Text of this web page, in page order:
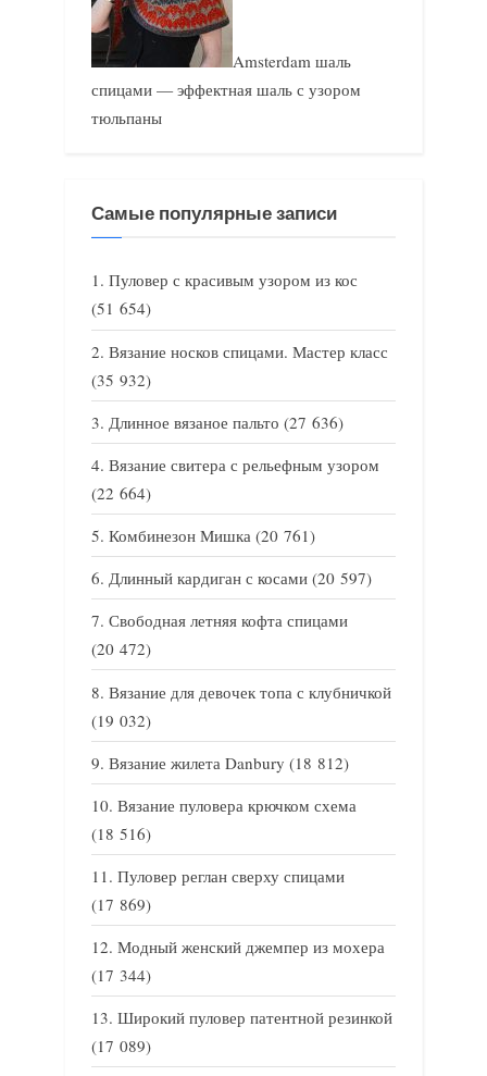
Amsterdam шаль
спицами — эффектная шаль с узором
тюльпаны
Самые популярные записи
Пуловер с красивым узором из кос
(51 654)
Вязание носков спицами. Мастер класс
(35 932)
Длинное вязаное пальто (27 636)
Вязание свитера с рельефным узором
(22 664)
Комбинезон Мишка (20 761)
Длинный кардиган с косами (20 597)
Свободная летняя кофта спицами
(20 472)
Вязание для девочек топа с клубничкой
(19 032)
Вязание жилета Danbury (18 812)
Вязание пуловера крючком схема
(18 516)
Пуловер реглан сверху спицами
(17 869)
Модный женский джемпер из мохера
(17 344)
Широкий пуловер патентной резинкой
(17 089)